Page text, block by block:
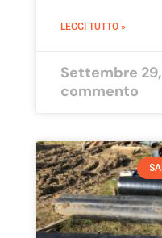
LEGGI TUTTO »
Settembre
commento